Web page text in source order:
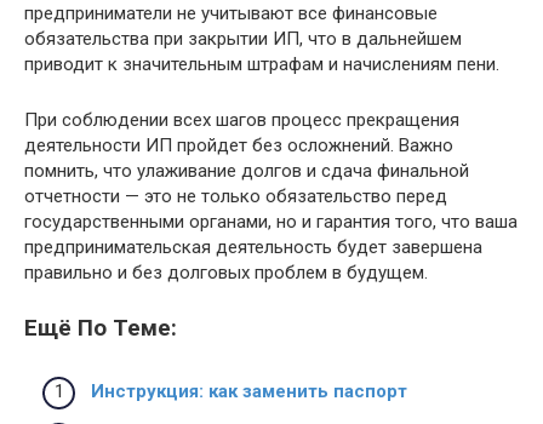
предприниматели не учитывают все финансовые
обязательства при закрытии ИП, что в дальнейшем
приводит к значительным штрафам и начислениям пени.
При соблюдении всех шагов процесс прекращения
деятельности ИП пройдет без осложнений. Важно
помнить, что улаживание долгов и сдача финальной
отчетности — это не только обязательство перед
государственными органами, но и гарантия того, что ваша
предпринимательская деятельность будет завершена
правильно и без долговых проблем в будущем.
Ещё По Теме:
Инструкция: как заменить паспорт